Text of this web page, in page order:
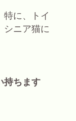
特に、トイ
シニア猫に
持ちます